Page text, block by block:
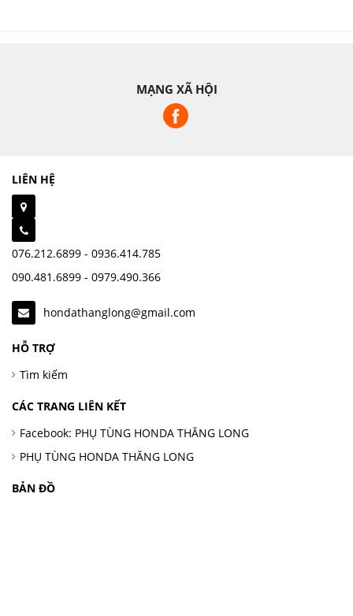
MẠNG XÃ HỘI
LIÊN HỆ
076.212.6899 - 0936.414.785
090.481.6899 - 0979.490.366
hondathanglong@gmail.com
HỖ TRỢ
Tìm kiếm
CÁC TRANG LIÊN KẾT
Facebook: PHỤ TÙNG HONDA THĂNG LONG
PHỤ TÙNG HONDA THĂNG LONG
BẢN ĐỒ